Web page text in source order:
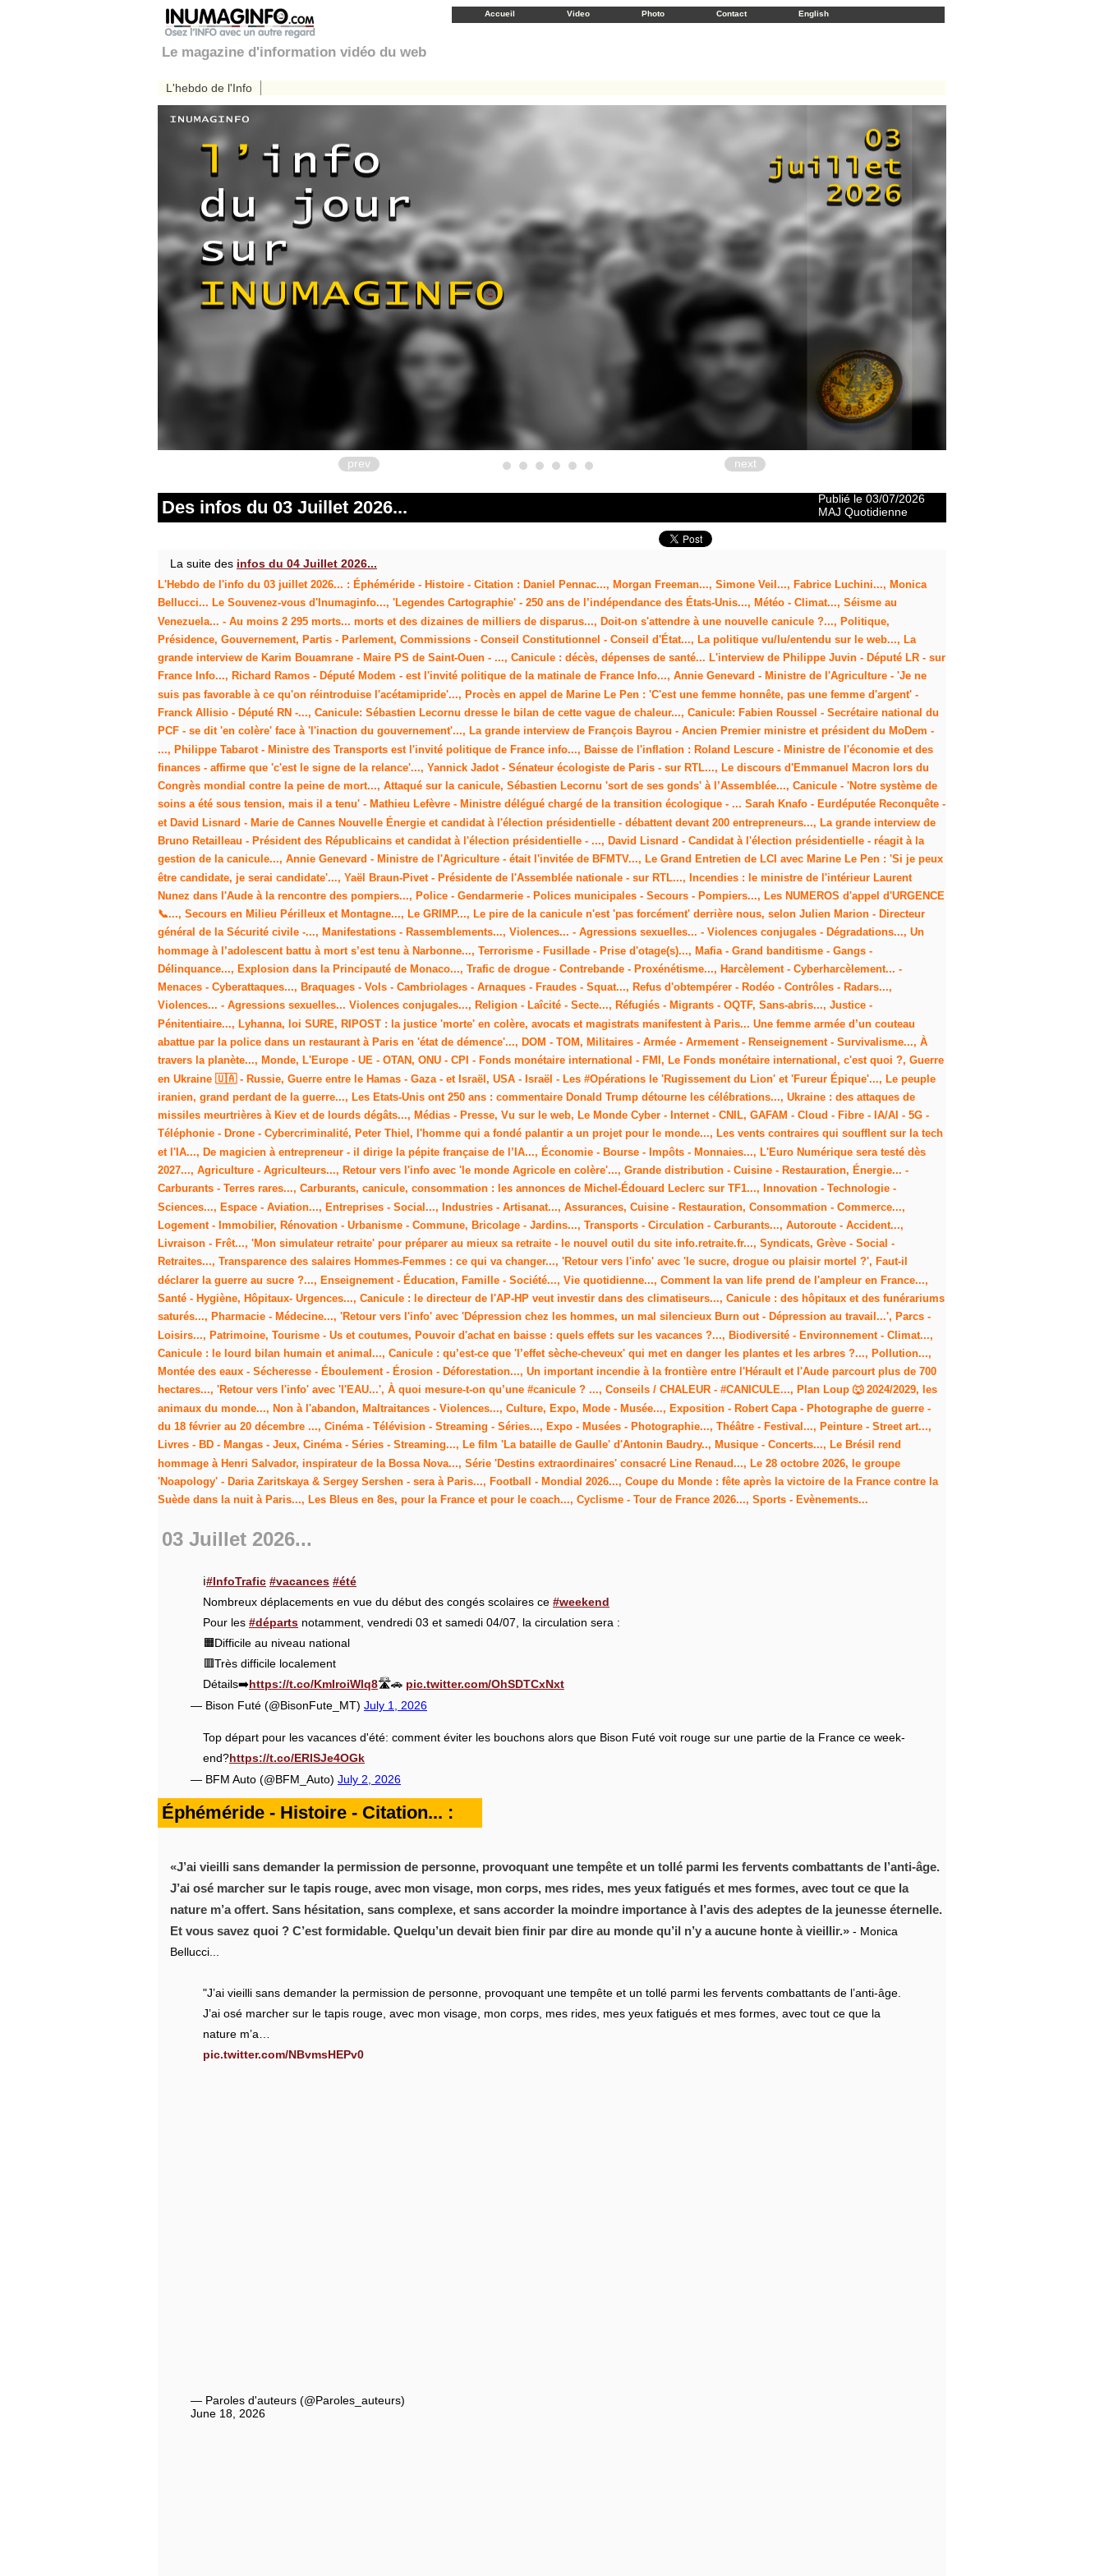
Accueil Video Photo Contact English
Le magazine d'information vidéo du web
L'hebdo de l'Info
prev next
Des infos du 03 Juillet 2026...
Publié le 03/07/2026
MAJ Quotidienne
La suite des infos du 04 Juillet 2026...
L'Hebdo de l'info du 03 juillet 2026... : Éphéméride - Histoire - Citation : Daniel Pennac..., Morgan Freeman..., Simone Veil..., Fabrice Luchini..., Monica
Bellucci... Le Souvenez-vous d'Inumaginfo..., 'Legendes Cartographie' - 250 ans de l’indépendance des États-Unis..., Météo - Climat..., Séisme au
Venezuela... - Au moins 2 295 morts... morts et des dizaines de milliers de disparus..., Doit-on s'attendre à une nouvelle canicule ?..., Politique,
Présidence, Gouvernement, Partis - Parlement, Commissions - Conseil Constitutionnel - Conseil d'État..., La politique vu/lu/entendu sur le web..., La
grande interview de Karim Bouamrane - Maire PS de Saint-Ouen - ..., Canicule : décès, dépenses de santé... L'interview de Philippe Juvin - Député LR - sur
France Info..., Richard Ramos - Député Modem - est l'invité politique de la matinale de France Info..., Annie Genevard - Ministre de l'Agriculture - 'Je ne
suis pas favorable à ce qu'on réintroduise l'acétamipride'..., Procès en appel de Marine Le Pen : 'C'est une femme honnête, pas une femme d'argent' -
Franck Allisio - Député RN -..., Canicule: Sébastien Lecornu dresse le bilan de cette vague de chaleur..., Canicule: Fabien Roussel - Secrétaire national du
PCF - se dit 'en colère' face à 'l'inaction du gouvernement'..., La grande interview de François Bayrou - Ancien Premier ministre et président du MoDem -
..., Philippe Tabarot - Ministre des Transports est l'invité politique de France info..., Baisse de l'inflation : Roland Lescure - Ministre de l'économie et des
finances - affirme que 'c'est le signe de la relance'..., Yannick Jadot - Sénateur écologiste de Paris - sur RTL..., Le discours d'Emmanuel Macron lors du
Congrès mondial contre la peine de mort..., Attaqué sur la canicule, Sébastien Lecornu 'sort de ses gonds' à l’Assemblée..., Canicule - 'Notre système de
soins a été sous tension, mais il a tenu' - Mathieu Lefèvre - Ministre délégué chargé de la transition écologique - ... Sarah Knafo - Eurdéputée Reconquête -
et David Lisnard - Marie de Cannes Nouvelle Énergie et candidat à l'élection présidentielle - débattent devant 200 entrepreneurs..., La grande interview de
Bruno Retailleau - Président des Républicains et candidat à l'élection présidentielle - ..., David Lisnard - Candidat à l'élection présidentielle - réagit à la
gestion de la canicule..., Annie Genevard - Ministre de l'Agriculture - était l'invitée de BFMTV..., Le Grand Entretien de LCI avec Marine Le Pen : 'Si je peux
être candidate, je serai candidate'..., Yaël Braun-Pivet - Présidente de l'Assemblée nationale - sur RTL..., Incendies : le ministre de l'intérieur Laurent
Nunez dans l'Aude à la rencontre des pompiers..., Police - Gendarmerie - Polices municipales - Secours - Pompiers..., Les NUMEROS d'appel d'URGENCE
📞..., Secours en Milieu Périlleux et Montagne..., Le GRIMP..., Le pire de la canicule n'est 'pas forcément' derrière nous, selon Julien Marion - Directeur
général de la Sécurité civile -..., Manifestations - Rassemblements..., Violences... - Agressions sexuelles... - Violences conjugales - Dégradations..., Un
hommage à l’adolescent battu à mort s’est tenu à Narbonne..., Terrorisme - Fusillade - Prise d'otage(s)..., Mafia - Grand banditisme - Gangs -
Délinquance..., Explosion dans la Principauté de Monaco..., Trafic de drogue - Contrebande - Proxénétisme..., Harcèlement - Cyberharcèlement... -
Menaces - Cyberattaques..., Braquages - Vols - Cambriolages - Arnaques - Fraudes - Squat..., Refus d'obtempérer - Rodéo - Contrôles - Radars...,
Violences... - Agressions sexuelles... Violences conjugales..., Religion - Laîcité - Secte..., Réfugiés - Migrants - OQTF, Sans-abris..., Justice -
Pénitentiaire..., Lyhanna, loi SURE, RIPOST : la justice 'morte' en colère, avocats et magistrats manifestent à Paris... Une femme armée d’un couteau
abattue par la police dans un restaurant à Paris en 'état de démence'..., DOM - TOM, Militaires - Armée - Armement - Renseignement - Survivalisme..., À
travers la planète..., Monde, L'Europe - UE - OTAN, ONU - CPI - Fonds monétaire international - FMI, Le Fonds monétaire international, c'est quoi ?, Guerre
en Ukraine 🇺🇦 - Russie, Guerre entre le Hamas - Gaza - et Israël, USA - Israël - Les #Opérations le 'Rugissement du Lion' et 'Fureur Épique'..., Le peuple
iranien, grand perdant de la guerre..., Les Etats-Unis ont 250 ans : commentaire Donald Trump détourne les célébrations..., Ukraine : des attaques de
missiles meurtrières à Kiev et de lourds dégâts..., Médias - Presse, Vu sur le web, Le Monde Cyber - Internet - CNIL, GAFAM - Cloud - Fibre - IA/AI - 5G -
Téléphonie - Drone - Cybercriminalité, Peter Thiel, l'homme qui a fondé palantir a un projet pour le monde..., Les vents contraires qui soufflent sur la tech
et l'IA..., De magicien à entrepreneur - il dirige la pépite française de l’IA..., Économie - Bourse - Impôts - Monnaies..., L'Euro Numérique sera testé dès
2027..., Agriculture - Agriculteurs..., Retour vers l'info avec 'le monde Agricole en colère'..., Grande distribution - Cuisine - Restauration, Énergie... -
Carburants - Terres rares..., Carburants, canicule, consommation : les annonces de Michel-Édouard Leclerc sur TF1..., Innovation - Technologie -
Sciences..., Espace - Aviation..., Entreprises - Social..., Industries - Artisanat..., Assurances, Cuisine - Restauration, Consommation - Commerce...,
Logement - Immobilier, Rénovation - Urbanisme - Commune, Bricolage - Jardins..., Transports - Circulation - Carburants..., Autoroute - Accident...,
Livraison - Frêt..., 'Mon simulateur retraite' pour préparer au mieux sa retraite - le nouvel outil du site info.retraite.fr..., Syndicats, Grève - Social -
Retraites..., Transparence des salaires Hommes-Femmes : ce qui va changer..., 'Retour vers l'info' avec 'le sucre, drogue ou plaisir mortel ?', Faut-il
déclarer la guerre au sucre ?..., Enseignement - Éducation, Famille - Société..., Vie quotidienne..., Comment la van life prend de l'ampleur en France...,
Santé - Hygiène, Hôpitaux- Urgences..., Canicule : le directeur de l'AP-HP veut investir dans des climatiseurs..., Canicule : des hôpitaux et des funérariums
saturés..., Pharmacie - Médecine..., 'Retour vers l'info' avec 'Dépression chez les hommes, un mal silencieux Burn out - Dépression au travail...', Parcs -
Loisirs..., Patrimoine, Tourisme - Us et coutumes, Pouvoir d'achat en baisse : quels effets sur les vacances ?..., Biodiversité - Environnement - Climat...,
Canicule : le lourd bilan humain et animal..., Canicule : qu’est-ce que 'l’effet sèche-cheveux' qui met en danger les plantes et les arbres ?..., Pollution...,
Montée des eaux - Sécheresse - Éboulement - Érosion - Déforestation..., Un important incendie à la frontière entre l'Hérault et l'Aude parcourt plus de 700
hectares..., 'Retour vers l'info' avec 'l'EAU...', À quoi mesure-t-on qu’une #canicule ? ..., Conseils / CHALEUR - #CANICULE..., Plan Loup 🐺 2024/2029, les
animaux du monde..., Non à l'abandon, Maltraitances - Violences..., Culture, Expo, Mode - Musée..., Exposition - Robert Capa - Photographe de guerre -
du 18 février au 20 décembre ..., Cinéma - Télévision - Streaming - Séries..., Expo - Musées - Photographie..., Théâtre - Festival..., Peinture - Street art...,
Livres - BD - Mangas - Jeux, Cinéma - Séries - Streaming..., Le film 'La bataille de Gaulle' d'Antonin Baudry.., Musique - Concerts..., Le Brésil rend
hommage à Henri Salvador, inspirateur de la Bossa Nova..., Série 'Destins extraordinaires' consacré Line Renaud..., Le 28 octobre 2026, le groupe
'Noapology' - Daria Zaritskaya & Sergey Sershen - sera à Paris..., Football - Mondial 2026..., Coupe du Monde : fête après la victoire de la France contre la
Suède dans la nuit à Paris..., Les Bleus en 8es, pour la France et pour le coach..., Cyclisme - Tour de France 2026..., Sports - Evènements...
03 Juillet 2026...
ℹ️#InfoTrafic #vacances #été
Nombreux déplacements en vue du début des congés scolaires ce #weekend
Pour les #départs notamment, vendredi 03 et samedi 04/07, la circulation sera :
🟧Difficile au niveau national
🟥Très difficile localement
Détails➡️https://t.co/KmIroiWlq8🛣️🚗 pic.twitter.com/OhSDTCxNxt
— Bison Futé (@BisonFute_MT) July 1, 2026
Top départ pour les vacances d'été: comment éviter les bouchons alors que Bison Futé voit rouge sur une partie de la France ce week-
end?https://t.co/ERlSJe4OGk
— BFM Auto (@BFM_Auto) July 2, 2026
Éphéméride - Histoire - Citation... :
J’ai vieilli sans demander la permission de personne, provoquant une tempête et un tollé parmi les fervents combattants de l’anti-âge.
J’ai osé marcher sur le tapis rouge, avec mon visage, mon corps, mes rides, mes yeux fatigués et mes formes, avec tout ce que la
nature m’a offert. Sans hésitation, sans complexe, et sans accorder la moindre importance à l’avis des adeptes de la jeunesse éternelle.
Et vous savez quoi ? C’est formidable. Quelqu’un devait bien finir par dire au monde qu’il n’y a aucune honte à vieillir.
- Monica
Bellucci...
"J’ai vieilli sans demander la permission de personne, provoquant une tempête et un tollé parmi les fervents combattants de l’anti-âge.
J’ai osé marcher sur le tapis rouge, avec mon visage, mon corps, mes rides, mes yeux fatigués et mes formes, avec tout ce que la
nature m’a…
pic.twitter.com/NBvmsHEPv0
— Paroles d'auteurs (@Paroles_auteurs)
June 18, 2026